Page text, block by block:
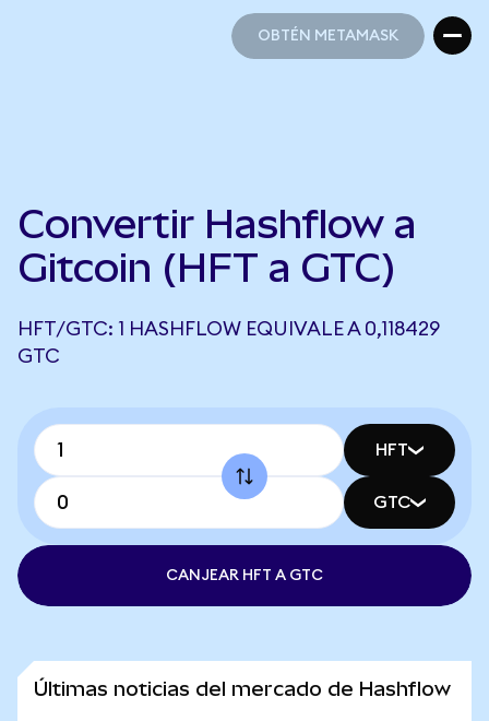
OBTÉN METAMASK
Convertir Hashflow a
Gitcoin (HFT a GTC)
HFT/GTC: 1 HASHFLOW EQUIVALE A 0,118429
GTC
HFT
GTC
CANJEAR HFT A GTC
Últimas noticias del mercado de Hashflow